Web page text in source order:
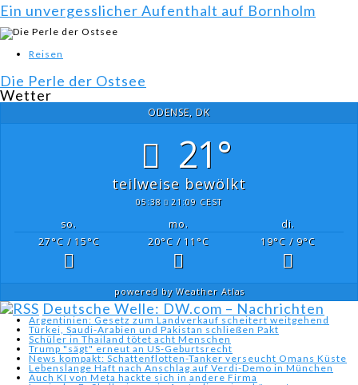
Ein unvergesslicher Aufenthalt auf Bornholm
Reisen
Die Perle der Ostsee
Wetter
ODENSE, DK
21°
teilweise bewölkt
05:38 21:09 CEST
so. mo.
di.
27°C / 15°C 20°C / 11 °C 19°C / 9°C
powered by Weather Atlas
Deutsche Welle: DW.com – Nachrichten
Argentinien: Gesetz zum Landverkauf scheitert weitgehend
Türkei, Saudi-Arabien und Pakistan schließen Pakt
Schüler in Thailand tötet acht Menschen
Trump "sägt" erneut an US-Geburtsrecht
News kompakt: Schattenflotten-Tanker verseucht Omans Küste
Lebenslange Haft nach Anschlag auf Verdi-Demo in München
Auch KI von Meta hackte sich in andere Firma